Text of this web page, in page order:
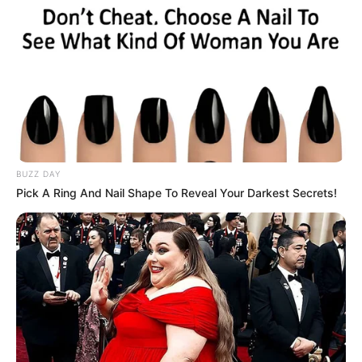
le départ. Car dans le cas de non-partant le pronostic est
susceptible d’évoluer jusqu’à 15 minutes avant la course
notre logiciel dePronostics-Spot ou bien notrelogiciel-Turf
ils ont l’avantage d’être gratuits.
BUZZ DAY
Pick A Ring And Nail Shape To Reveal Your Darkest Secrets!